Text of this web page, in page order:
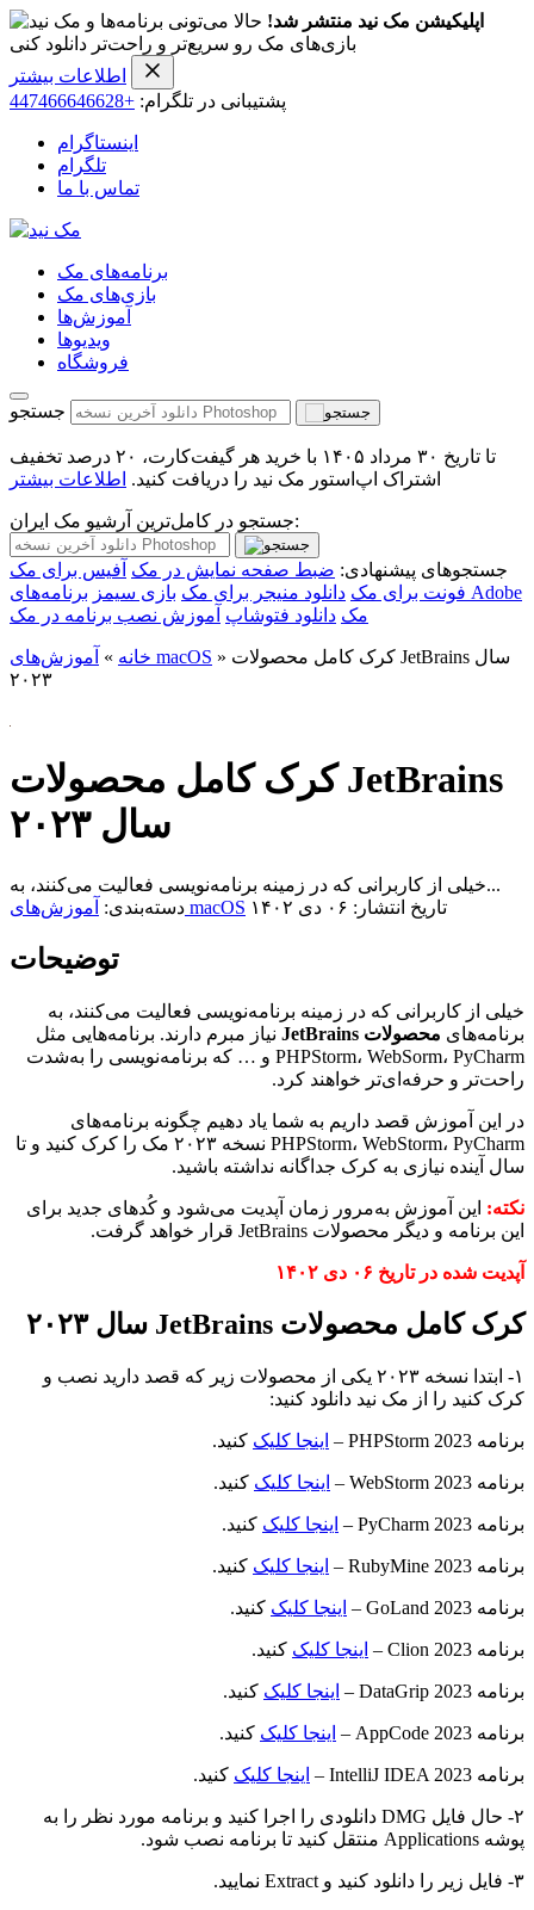
اپلیکیشن مک نید منتشر شد! حالا می‌تونی برنامه‌ها و
بازی‌های مک رو سریع‌تر و راحت‌تر دانلود کنی
اطلاعات بیشتر
پشتیبانی در تلگرام: +447466646628
اینستاگرام
تلگرام
تماس با ما
برنامه‌های مک
بازی‌های مک
آموزش‌ها
ویدیو‌ها
فروشگاه
جستجو
تا تاریخ ۳۰ مرداد ۱۴۰۵ با خرید هر گیفت‌کارت، ۲۰ درصد تخفیف
اشتراک اپ‌استور مک نید را دریافت کنید. اطلاعات بیشتر
جستجو در کامل‌ترین آرشیو مک ایران:
جستجوهای پیشنهادی: ضبط صفحه نمایش در مک آفیس برای مک
فونت برای مک دانلود منیجر برای مک بازی سیمز برنامه‌های Adobe
مک دانلود فتوشاپ آموزش نصب برنامه در مک
خانه » آموزش‌های macOS » کرک کامل محصولات JetBrains سال
۲۰۲۳
کرک کامل محصولات JetBrains
سال ۲۰۲۳
خیلی از کاربرانی که در زمینه برنامه‌نویسی فعالیت می‌کنند، به...
دسته‌بندی: آموزش‌های macOS تاریخ انتشار: ۰۶ دی ۱۴۰۲
توضیحات
خیلی از کاربرانی که در زمینه برنامه‌نویسی فعالیت می‌کنند، به
برنامه‌های محصولات JetBrains
نیاز مبرم دارند. برنامه‌هایی مثل
PHPStorm، WebSorm، PyCharm و … که برنامه‌نویسی را به‌شدت
راحت‌تر و حرفه‌ای‌تر خواهند کرد.
در این آموزش قصد داریم به شما یاد دهیم چگونه برنامه‌های
PHPStorm، WebStorm، PyCharm نسخه ۲۰۲۳ مک را کرک کنید و تا
سال آینده نیازی به کرک جداگانه نداشته باشید.
نکته: این آموزش به‌مرور زمان آپدیت می‌شود و کُد‌های جدید برای
این برنامه و دیگر محصولات JetBrains قرار خواهد گرفت.
آپدیت شده در تاریخ ۰۶ دی ۱۴۰۲
کرک کامل محصولات JetBrains سال ۲۰۲۳
۱- ابتدا نسخه ۲۰۲۳ یکی از محصولات زیر که قصد دارید نصب و
کرک کنید را از مک نید دانلود کنید:
برنامه PHPStorm 2023 – اینجا کلیک کنید.
برنامه WebStorm 2023 – اینجا کلیک کنید.
برنامه PyCharm 2023 – اینجا کلیک کنید.
برنامه RubyMine 2023 – اینجا کلیک کنید.
برنامه GoLand 2023 – اینجا کلیک کنید.
برنامه Clion 2023 – اینجا کلیک کنید.
برنامه DataGrip 2023 – اینجا کلیک کنید.
برنامه AppCode 2023 – اینجا کلیک کنید.
برنامه IntelliJ IDEA 2023 – اینجا کلیک کنید.
۲- حال فایل DMG دانلودی را اجرا کنید و برنامه مورد نظر را به
پوشه Applications منتقل کنید تا برنامه نصب شود.
۳- فایل زیر را دانلود کنید و Extract نمایید.